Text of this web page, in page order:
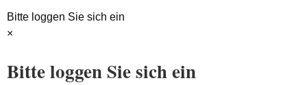
Bitte loggen Sie sich ein
×
Bitte loggen Sie sich ein